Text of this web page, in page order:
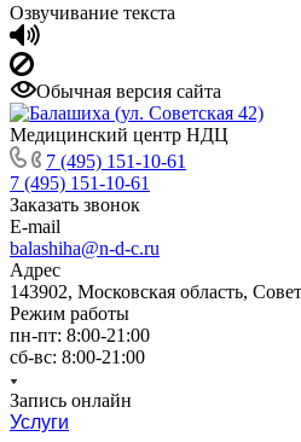
Озвучивание текста
Обычная версия сайта
Медицинский центр НДЦ
7 (495) 151-10-61
7 (495) 151-10-61
Заказать звонок
E-mail
balashiha@n-d-c.ru
Адрес
143902, Московская область,
Режим работы
пн-пт: 8:00-21:00
сб-вс: 8:00-21:00
Запись онлайн
Услуги